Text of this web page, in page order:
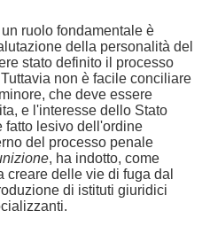
ruolo fondamentale è
della personalità del
stato definito il processo
non è facile conciliare
che deve essere
e l'interesse dello Stato
fatto lesivo dell'ordine
del processo penale
, ha indotto, come
delle vie di fuga dal
di istituti giuridici